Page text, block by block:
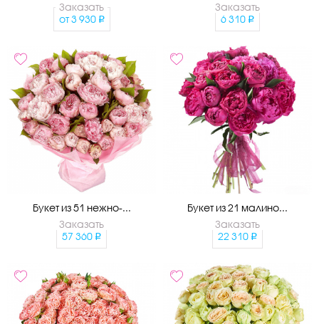
Заказать
от 3 930
Заказать
6 310
Букет из 51 нежно-...
Заказать
57 360
Букет из 21 малино...
Заказать
22 310